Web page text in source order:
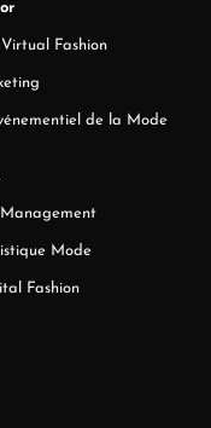
Fashion
de la Mode
Mode
Fashion